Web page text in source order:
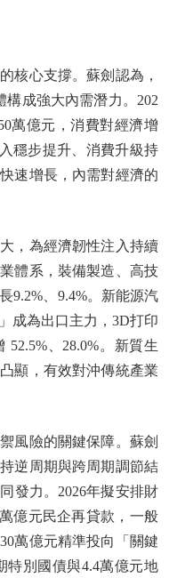
心支撐。蘇劍認為，
構成強大內需潛力。202
萬億元，消費對經濟增
穩步提升、消費升級持
速增長，內需對經濟的
為經濟韌性注入持續
體系，裝備製造、高技
9.2%、9.4%。新能源汽
成為出口主力，3D打印
、28.0%。新質生
顯，有效對沖傳統產業
險的關鍵保障。蘇劍
逆周期與跨周期調節結
發力。2026年擬安排財
億元民企再貸款，一般
萬億元精準投向「關鍵
特別國債與4.4萬億元地